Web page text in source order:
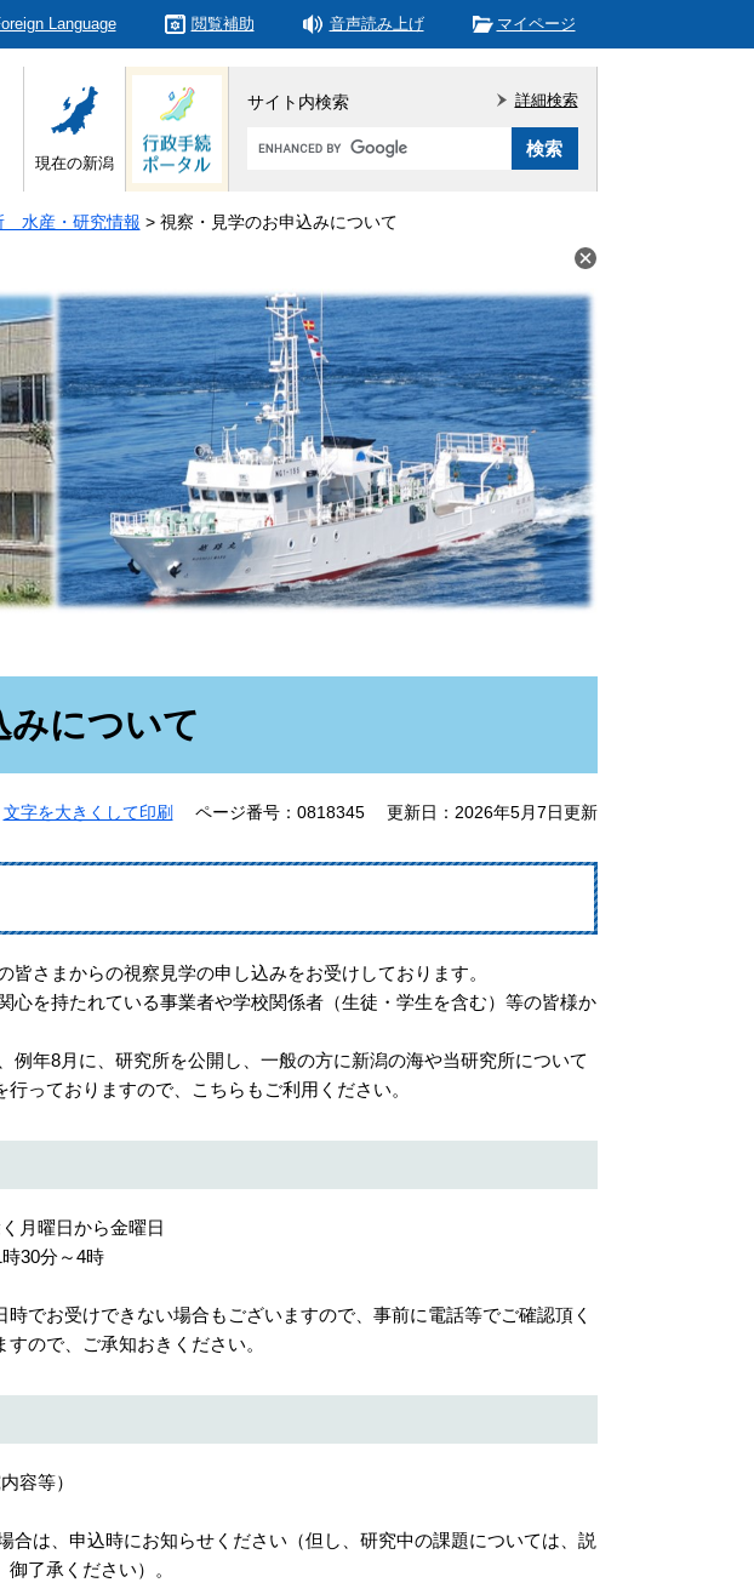
Language 閲覧補助 音声読み上げ マイページ
現在の新潟
サイト内検索
Google
詳細検索
水産・研究情報 > 視察・見学のお申込みについて
みについて
文字を大きくして印刷 ページ番号：0818345 更新日：2026年5月7日更新
さまからの視察見学の申し込みをお受けしております。
心を持たれている事業者や学校関係者（生徒・学生を含む）等の皆様か
例年8月に、研究所を公開し、一般の方に新潟の海や当研究所について
っておりますので、こちらもご利用ください。
月曜日から金曜日
30分～4時
でお受けできない場合もございますので、事前に電話等でご確認頂く
ので、ご承知おきください。
容等）
は、申込時にお知らせください（但し、研究中の課題については、説
了承ください）。